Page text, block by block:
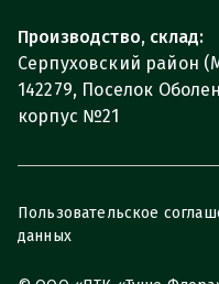
Производство, склад:
Серпуховский район
142279, Поселок
корпус №21
Пользовательское
данных